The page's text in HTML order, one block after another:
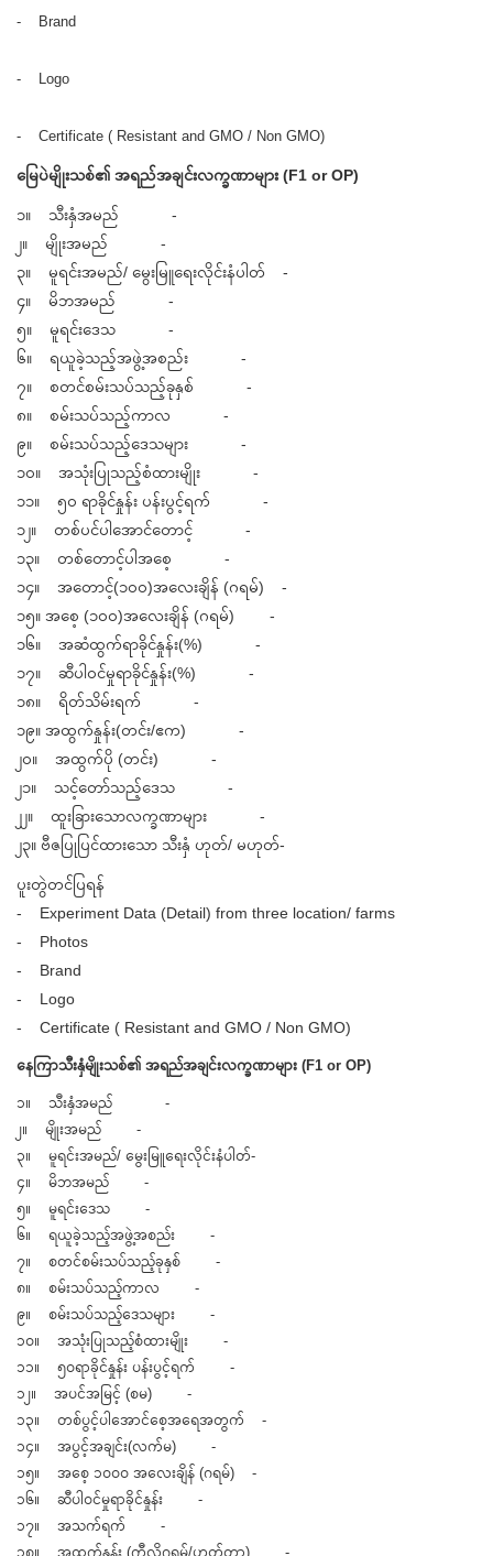
- Brand
- Logo
- Certificate ( Resistant and GMO / Non GMO)
မြေပဲမျိုးသစ်၏ အရည်အချင်းလက္ခဏာများ (F1 or OP)
၁။ သီးနှံအမည် -
၂။ မျိုးအမည် -
၃။ မူရင်းအမည်/ မွေးမြူရေးလိုင်းနံပါတ် -
၄။ မိဘအမည် -
၅။ မူရင်းဒေသ -
၆။ ရယူခဲ့သည့်အဖွဲ့အစည်း -
၇။ စတင်စမ်းသပ်သည့်ခုနှစ် -
၈။ စမ်းသပ်သည့်ကာလ -
၉။ စမ်းသပ်သည့်ဒေသများ -
၁၀။ အသုံးပြုသည့်စံထားမျိုး -
၁၁။ ၅၀ ရာခိုင်နှုန်း ပန်းပွင့်ရက် -
၁၂။ တစ်ပင်ပါအောင်တောင့် -
၁၃။ တစ်တောင့်ပါအစေ့ -
၁၄။ အတောင့်(၁၀၀)အလေးချိန် (ဂရမ်) -
၁၅။ အစေ့ (၁၀၀)အလေးချိန် (ဂရမ်) -
၁၆။ အဆံထွက်ရာခိုင်နှုန်း(%) -
၁၇။ ဆီပါဝင်မှုရာခိုင်နှုန်း(%) -
၁၈။ ရိတ်သိမ်းရက် -
၁၉။ အထွက်နှုန်း(တင်း/ဧက) -
၂၀။ အထွက်ပို (တင်း) -
၂၁။ သင့်တော်သည့်ဒေသ -
၂၂။ ထူးခြားသောလက္ခဏာများ -
၂၃။ ဗီဇပြုပြင်ထားသော သီးနှံ ဟုတ်/ မဟုတ်-
ပူးတွဲတင်ပြရန်
- Experiment Data (Detail) from three location/ farms
- Photos
- Brand
- Logo
- Certificate ( Resistant and GMO / Non GMO)
နေကြာသီးနှံမျိုးသစ်၏ အရည်အချင်းလက္ခဏာများ (F1 or OP)
၁။ သီးနှံအမည် -
၂။ မျိုးအမည် -
၃။ မူရင်းအမည်/ မွေးမြူရေးလိုင်းနံပါတ်-
၄။ မိဘအမည် -
၅။ မူရင်းဒေသ -
၆။ ရယူခဲ့သည့်အဖွဲ့အစည်း -
၇။ စတင်စမ်းသပ်သည့်ခုနှစ် -
၈။ စမ်းသပ်သည့်ကာလ -
၉။ စမ်းသပ်သည့်ဒေသများ -
၁၀။ အသုံးပြုသည့်စံထားမျိုး -
၁၁။ ၅၀ရာခိုင်နှုန်း ပန်းပွင့်ရက် -
၁၂။ အပင်အမြင့် (စမ) -
၁၃။ တစ်ပွင့်ပါအောင်စေ့အရေအတွက် -
၁၄။ အပွင့်အချင်း(လက်မ) -
၁၅။ အစေ့ ၁၀၀၀ အလေးချိန် (ဂရမ်) -
၁၆။ ဆီပါဝင်မှုရာခိုင်နှုန်း -
၁၇။ အသက်ရက် -
၁၈။ အထွက်နှုန်း (ကီလိုဂရမ်/ဟတ်တာ) -